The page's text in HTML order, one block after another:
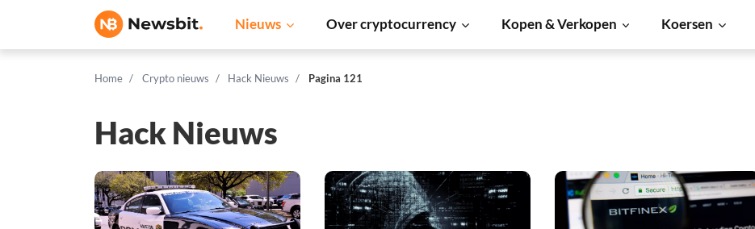
Nieuws Over cryptocurrency Kopen & Verkopen Koersen
Home Crypto nieuws Hack Nieuws Pagina 121
Hack Nieuws